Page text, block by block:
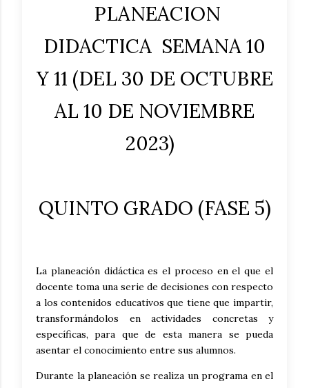
PLANEACION
DIDACTICA SEMANA 10
Y 11 (DEL 30 DE OCTUBRE
AL 10 DE NOVIEMBRE
2023)
QUINTO GRADO (FASE 5)
La planeación didáctica es el proceso en el que el
docente toma una serie de decisiones con respecto
a los contenidos educativos que tiene que impartir,
transformándolos en actividades concretas y
específicas, para que de esta manera se pueda
asentar el conocimiento entre sus alumnos.
Durante la planeación se realiza un programa en el